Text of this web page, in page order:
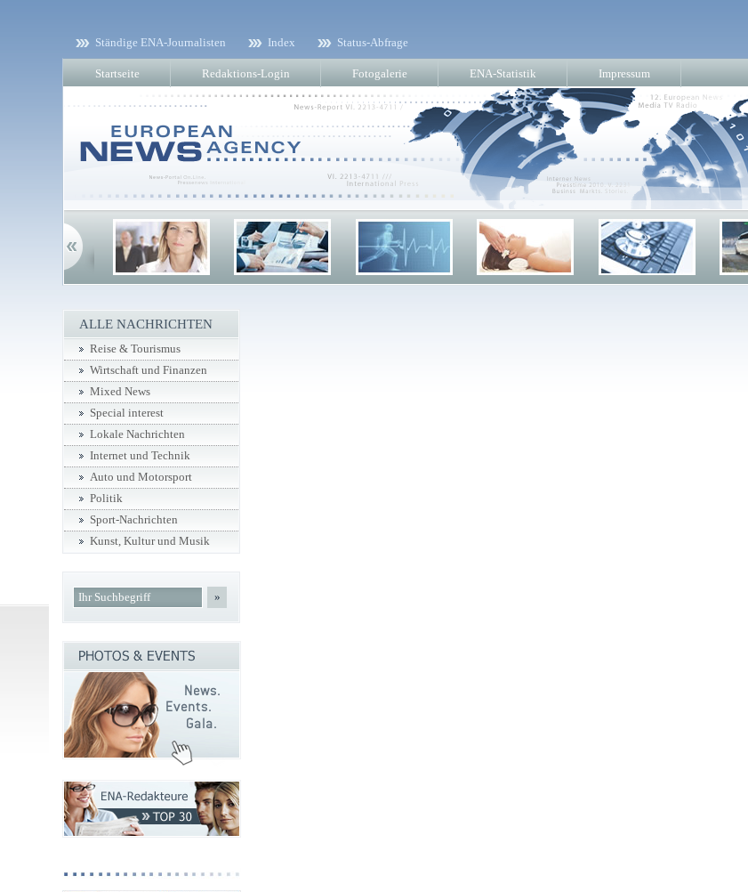
Ständige ENA-Journalisten Index Status-Abfrage
Startseite Redaktions-Login Fotogalerie ENA-Statistik Impressum
ALLE NACHRICHTEN
Reise & Tourismus
Wirtschaft und Finanzen
Mixed News
Special interest
Lokale Nachrichten
Internet und Technik
Auto und Motorsport
Politik
Sport-Nachrichten
Kunst, Kultur und Musik
»